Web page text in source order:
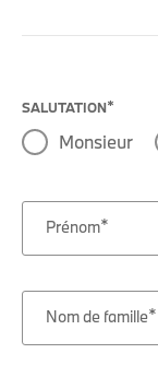
SALUTATION
Monsieur
Prénom
Nom de famille